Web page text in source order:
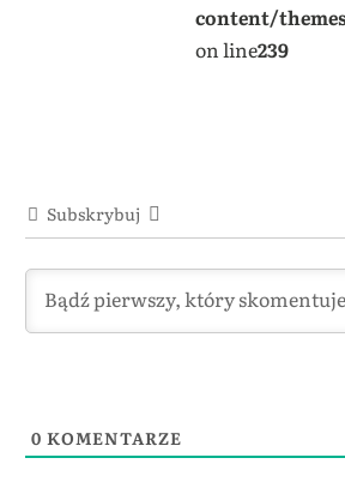
content/
on line239
Subskrybuj
0 KOMENTARZE